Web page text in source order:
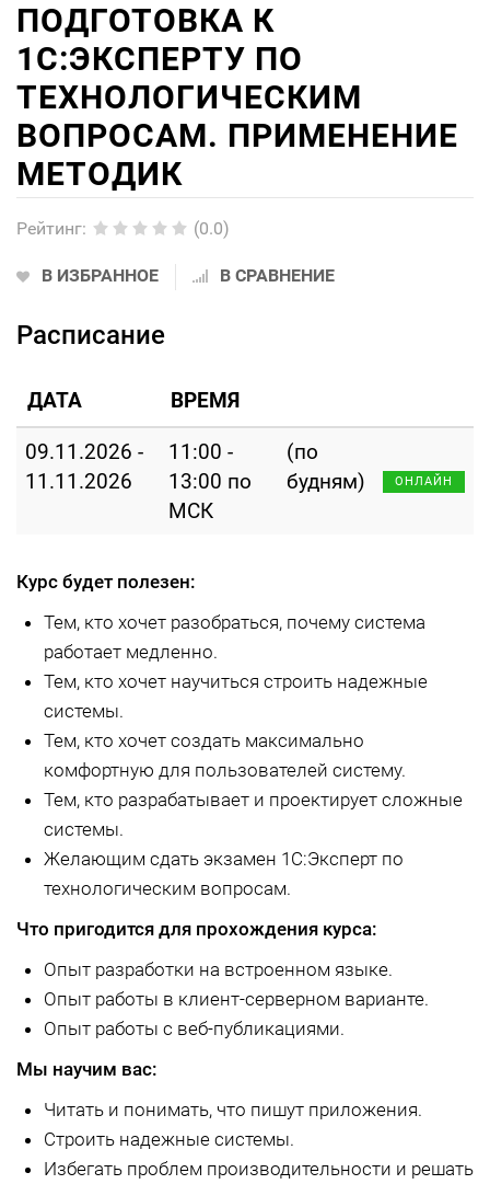
ПОДГОТОВКА К
1С:ЭКСПЕРТУ ПО
ТЕХНОЛОГИЧЕСКИМ
ВОПРОСАМ. ПРИМЕНЕНИЕ
МЕТОДИК
Рейтинг: (0.0)
В ИЗБРАННОЕ В СРАВНЕНИЕ
Расписание
ДАТА ВРЕМЯ
09.11.2026 -
11.11.2026
11:00 -
13:00 по
МСК
(по
будням)
ОНЛАЙН
Курс будет полезен:
Тем, кто хочет разобраться, почему система
работает медленно.
Тем, кто хочет научиться строить надежные
системы.
Тем, кто хочет создать максимально
комфортную для пользователей систему.
Тем, кто разрабатывает и проектирует сложные
системы.
Желающим сдать экзамен 1С:Эксперт по
технологическим вопросам.
Что пригодится для прохождения курса:
Опыт разработки на встроенном языке.
Опыт работы в клиент-серверном варианте.
Опыт работы с веб-публикациями.
Мы научим вас:
Читать и понимать, что пишут приложения.
Строить надежные системы.
Избегать проблем производительности и решать